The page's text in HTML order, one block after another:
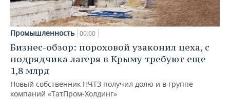
Промышленность 00:00
Бизнес-обзор: пороховой узаконил цеха, с
подрядчика лагеря в Крыму требуют еще
1,8 млрд
Новый собственник НЧТЗ получил долю и в группе
компаний «ТатПром-Холдинг»